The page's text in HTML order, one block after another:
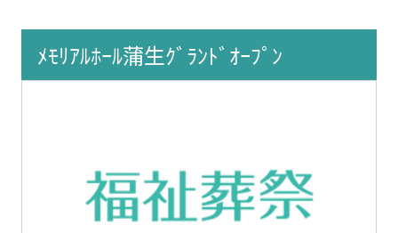
ﾒﾓﾘｱﾙﾎｰﾙ蒲生ｸﾞﾗﾝﾄﾞｵｰﾌﾟﾝ